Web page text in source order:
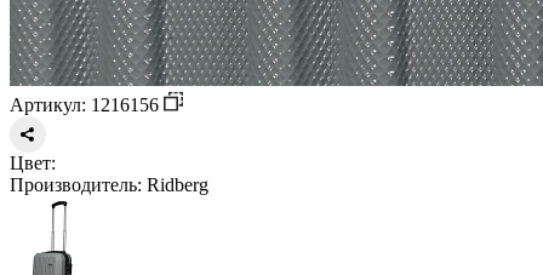
Артикул: 1216156
Цвет:
Производитель: Ridberg